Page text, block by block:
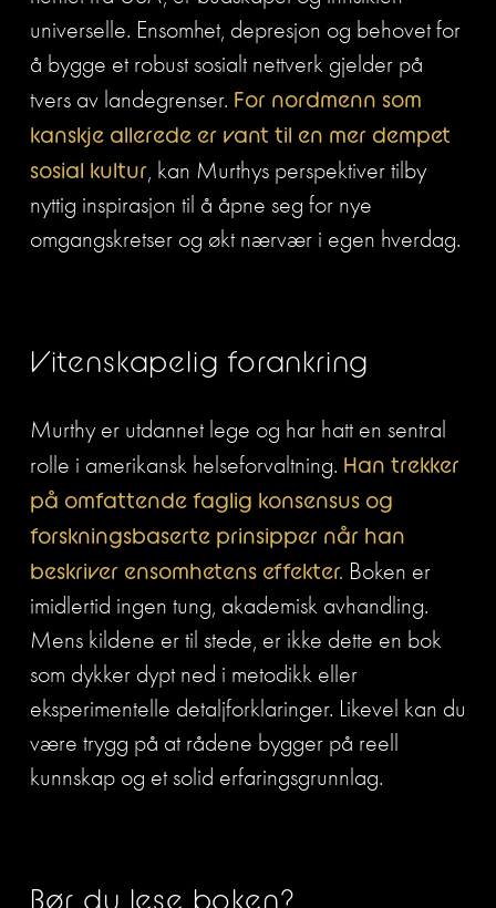
universelle. Ensomhet, depresjon og behovet for
å bygge et robust sosialt nettverk gjelder på
tvers av landegrenser. For nordmenn som
kanskje allerede er vant til en mer dempet
sosial kultur, kan Murthys perspektiver tilby
nyttig inspirasjon til å åpne seg for nye
omgangskretser og økt nærvær i egen hverdag.
Vitenskapelig forankring
Murthy er utdannet lege og har hatt en sentral
rolle i amerikansk helseforvaltning. Han trekker
på omfattende faglig konsensus og
forskningsbaserte prinsipper når han
beskriver ensomhetens effekter. Boken er
imidlertid ingen tung, akademisk avhandling.
Mens kildene er til stede, er ikke dette en bok
som dykker dypt ned i metodikk eller
eksperimentelle detaljforklaringer. Likevel kan du
være trygg på at rådene bygger på reell
kunnskap og et solid erfaringsgrunnlag.
Bør du lese boken?